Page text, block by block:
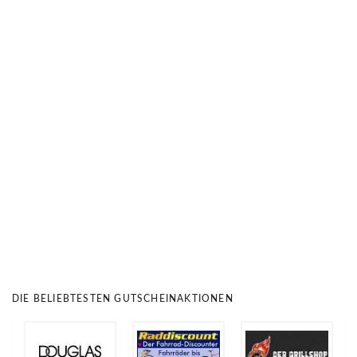
DIE BELIEBTESTEN GUTSCHEINAKTIONEN